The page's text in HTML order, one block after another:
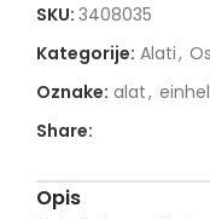
SKU: 3408035
Kategorije: Alati,
Oznake: alat,
Share:
Opis